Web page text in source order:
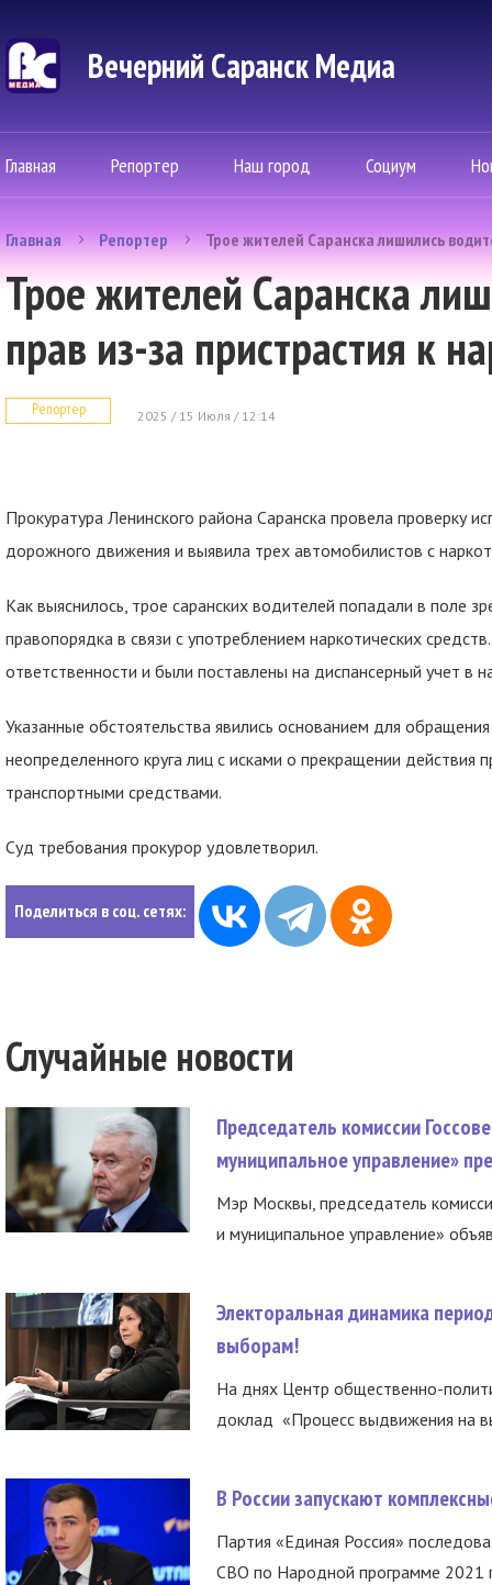
Вечерний Саранск Mедиа
Главная Репортер Наш город Социум
Главная Репортер Трое жителей Саранска лишились
Трое жителей Саранска
прав из-за пристрастия к
Репортер 2025 / 15 Июля / 12:14
Прокуратура Ленинского района Саранска провела проверку
дорожного движения и выявила трех автомобилистов с
Как выяснилось, трое саранских водителей попадали в поле
правопорядка в связи с употреблением наркотических
ответственности и были поставлены на диспансерный учет в
Указанные обстоятельства явились основанием для
неопределенного круга лиц с исками о прекращении действия
транспортными средствами.
Суд требования прокурор удовлетворил.
Поделиться в соц. сетях:
Случайные новости
Председатель комиссии
муниципальное управление»
Мэр Москвы, председатель
и муниципальное управление»
Электоральная динамика
выборам!
На днях Центр общественно-
доклад «Процесс выдвижения на
В России запускают
Партия «Единая Россия»
СВО по Народной программе 2021